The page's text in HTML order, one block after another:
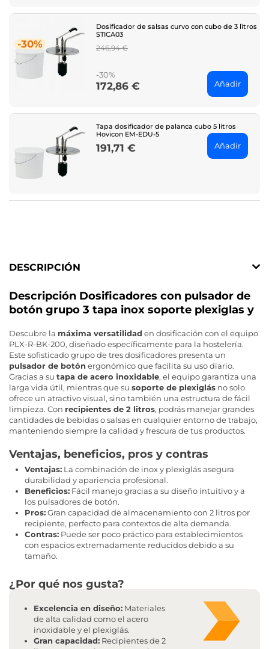
-30%
Dosificador de salsas curvo con cubo de 3 litros
STICA03
Regular
246,94 €
-30%
Price
172,86 € Añadir
Tapa dosificador de palanca cubo 5 litros
Hovicon EM-EDU-5
Price
191,71 € Añadir
DESCRIPCIÓN
Descripción Dosificadores con pulsador de
botón grupo 3 tapa inox soporte plexiglas y
Descubre la máxima versatilidad en dosificación con el equipo
PLX-R-BK-200, diseñado específicamente para la hostelería.
Este sofisticado grupo de tres dosificadores presenta un
pulsador de botón ergonómico que facilita su uso diario.
Gracias a su tapa de acero inoxidable, el equipo garantiza una
larga vida útil, mientras que su soporte de plexiglás no solo
ofrece un atractivo visual, sino también una estructura de fácil
limpieza. Con recipientes de 2 litros, podrás manejar grandes
cantidades de bebidas o salsas en cualquier entorno de trabajo,
manteniendo siempre la calidad y frescura de tus productos.
Ventajas, beneficios, pros y contras
Ventajas: La combinación de inox y plexiglás asegura
durabilidad y apariencia profesional.
Beneficios: Fácil manejo gracias a su diseño intuitivo y a
los pulsadores de botón.
Pros:Gran capacidad de almacenamiento con 2 litros por
recipiente, perfecto para contextos de alta demanda.
Contras: Puede ser poco práctico para establecimientos
con espacios extremadamente reducidos debido a su
tamaño.
¿Por qué nos gusta?
Excelencia en diseño: Materiales
de alta calidad como el acero
inoxidable y el plexiglás.
Gran capacidad: Recipientes de 2